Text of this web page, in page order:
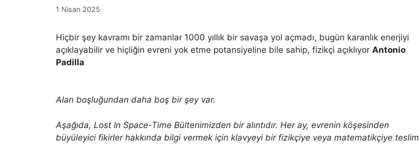
1 Nisan 2025
Hiçbir şey kavramı bir zamanlar 1000 yıllık bir savaşa yol açmadı, bugün karanlık enerjiyi
açıklayabilir ve hiçliğin evreni yok etme potansiyeline bile sahip, fizikçi açıklıyor Antonio
Padilla
Alan boşluğundan daha boş bir şey var.
Aşağıda, Lost In Space-Time Bültenimizden bir alıntıdır. Her ay, evrenin köşesinden
büyüleyici fikirler hakkında bilgi vermek için klavyeyi bir fizikçiye veya matematikçiye teslim